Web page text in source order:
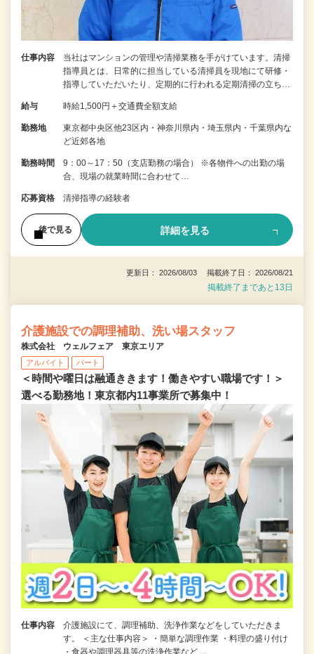
仕事内容
当社はマンションの管理や清掃業務を手がけています。清掃
指導員とは、日常的に担当している清掃員を現地にて研修・
指導していただいたり、定期的に行われる定期清掃の立ち…
給与 時給1,500円＋交通費全額支給
勤務地
東京都中央区他23区内・神奈川県内・埼玉県内・千葉県内な
ど近郊各地
勤務時間
9：00～17：50（支店勤務の場合） ※各物件への出勤の場
合、現場の就業時間に合わせて…
応募資格 清掃指導の経験者
後で見る 詳細を見る
更新日： 2026/08/03 掲載終了日： 2026/08/21
掲載終了まであと13日
介護施設での調理補助、洗い場スタッフ
株式会社 ウェルフェア 東京エリア
アルバイト パート
＜時間や曜日は融通ききます！働きやすい職場です！＞
選べる勤務地！東京都内11事業所で募集中！
仕事内容
介護施設にて、調理補助、洗浄作業などをしていただきま
す。 ＜主な仕事内容＞ ・簡単な調理作業 ・料理の盛り付け